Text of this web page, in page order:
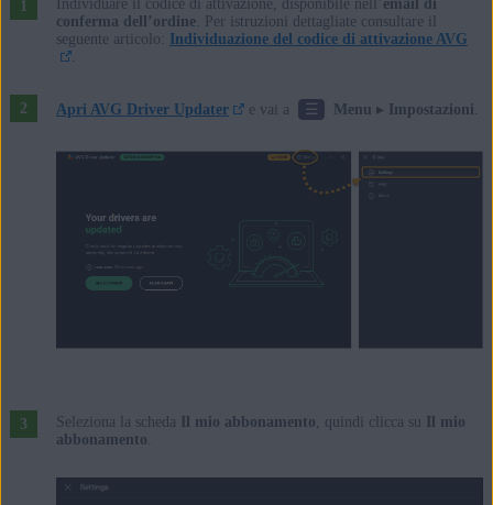
Individuare il codice di attivazione, disponibile nell’ email di
conferma dell’ordine. Per istruzioni dettagliate consultare il
seguente articolo:
Individuazione del codice di attivazione AVG
.
Apri AVG Driver Updater e vai a ☰ Menu ▸ Impostazioni.
Seleziona la scheda Il mio abbonamento , quindi clicca su Il mio
abbonamento